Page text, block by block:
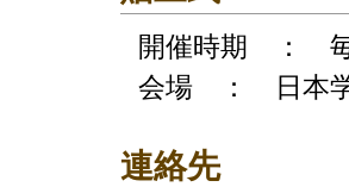
開催時期 ：
会場 ： 日本学
連絡先